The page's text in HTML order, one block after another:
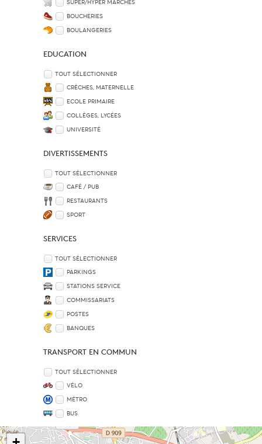
SUPER/HYPER MARCHÉS
BOUCHERIES
BOULANGERIES
EDUCATION
TOUT SÉLECTIONNER
CRÈCHES, MATERNELLE
ECOLE PRIMAIRE
COLLÈGES, LYCÉES
UNIVERSITÉ
DIVERTISSEMENTS
TOUT SÉLECTIONNER
CAFÉ / PUB
RESTAURANTS
SPORT
SERVICES
TOUT SÉLECTIONNER
PARKINGS
STATIONS SERVICE
COMMISSARIATS
POSTES
BANQUES
TRANSPORT EN COMMUN
TOUT SÉLECTIONNER
VÉLO
MÉTRO
BUS